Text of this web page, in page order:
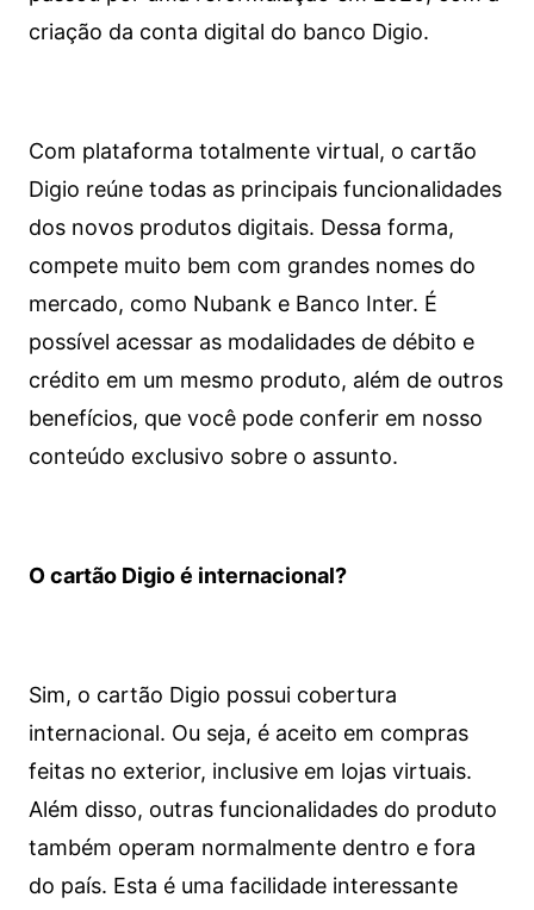
criação da conta digital do banco Digio.
Com plataforma totalmente virtual, o cartão
Digio reúne todas as principais funcionalidades
dos novos produtos digitais. Dessa forma,
compete muito bem com grandes nomes do
mercado, como Nubank e Banco Inter. É
possível acessar as modalidades de débito e
crédito em um mesmo produto, além de outros
benefícios, que você pode conferir em nosso
conteúdo exclusivo sobre o assunto.
O cartão Digio é internacional?
Sim, o cartão Digio possui cobertura
internacional. Ou seja, é aceito em compras
feitas no exterior, inclusive em lojas virtuais.
Além disso, outras funcionalidades do produto
também operam normalmente dentro e fora
do país. Esta é uma facilidade interessante